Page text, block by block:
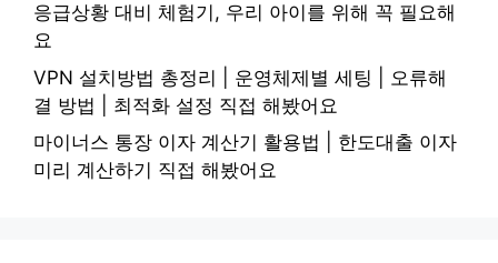
응급상황 대비 체험기, 우리 아이를 위해 꼭 필요해
요
VPN 설치방법 총정리 | 운영체제별 세팅 | 오류해
결 방법 | 최적화 설정 직접 해봤어요
마이너스 통장 이자 계산기 활용법 | 한도대출 이자
미리 계산하기 직접 해봤어요